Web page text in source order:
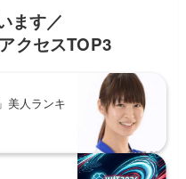
ます／
クセスTOP3
美人ランキ